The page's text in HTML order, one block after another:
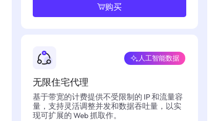
购买
无限住宅代理
人工智能数据
基于带宽的计费提供不受限制的 IP 和流量容
量，支持灵活调整并发和数据吞吐量，以实
现可扩展的 Web 抓取作。